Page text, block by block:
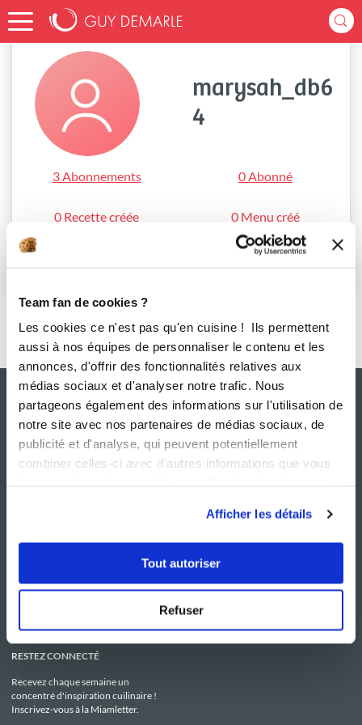
Team fan de cookies ?
Les cookies ce n'est pas qu'en cuisine ! Ils permettent
aussi à nos équipes de personnaliser le contenu et les
annonces, d'offrir des fonctionnalités relatives aux
médias sociaux et d'analyser notre trafic. Nous
partageons également des informations sur l'utilisation de
notre site avec nos partenaires de médias sociaux, de
publicité et d'analyse, qui peuvent potentiellement
combiner celles-ci avec d'autres informations que vous
Afficher les détails
Tout autoriser
Refuser
Accueil marysah_db64
marysah_db6
4
3 Abonnements 0 Abonné
0 Recette créée 0 Menu créé
Le Mag'
Boutique
C.G.U
Politique de confidentialité
Utilisation des Cookies
RESTEZ CONNECTÉ
Recevez chaque semaine un
concentré d'inspiration cuilinaire !
Inscrivez-vous à la Miamletter.